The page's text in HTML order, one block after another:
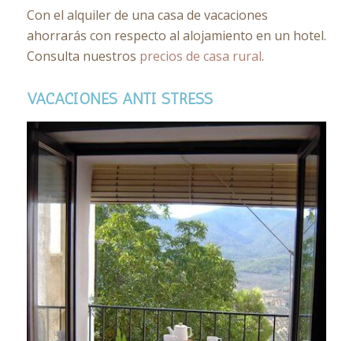
Con el alquiler de una casa de vacaciones
ahorrarás con respecto al alojamiento en un hotel.
Consulta nuestros precios de casa rural.
VACACIONES ANTI STRESS